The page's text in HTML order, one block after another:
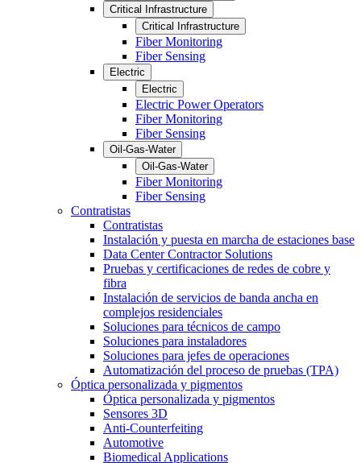
Critical Infrastructure
Critical Infrastructure
Fiber Monitoring
Fiber Sensing
Electric
Electric
Electric Power Operators
Fiber Monitoring
Fiber Sensing
Oil-Gas-Water
Oil-Gas-Water
Fiber Monitoring
Fiber Sensing
Contratistas
Contratistas
Instalación y puesta en marcha de estaciones base
Data Center Contractor Solutions
Pruebas y certificaciones de redes de cobre y
fibra
Instalación de servicios de banda ancha en
complejos residenciales
Soluciones para técnicos de campo
Soluciones para instaladores
Soluciones para jefes de operaciones
Automatización del proceso de pruebas (TPA)
Óptica personalizada y pigmentos
Óptica personalizada y pigmentos
Sensores 3D
Anti-Counterfeiting
Automotive
Biomedical Applications